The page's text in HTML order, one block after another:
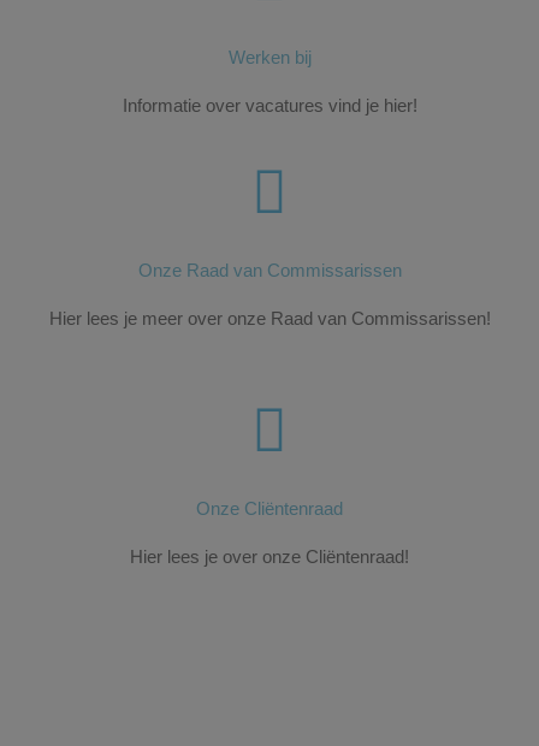
Werken bij
Informatie over vacatures vind je hier!
Onze Raad van Commissarissen
Hier lees je meer over onze Raad van Commissarissen!
Onze Cliëntenraad
Hier lees je over onze Cliëntenraad!